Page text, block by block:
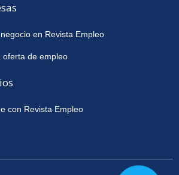
en Revista Empleo
oferta de empleo
con Revista Empleo